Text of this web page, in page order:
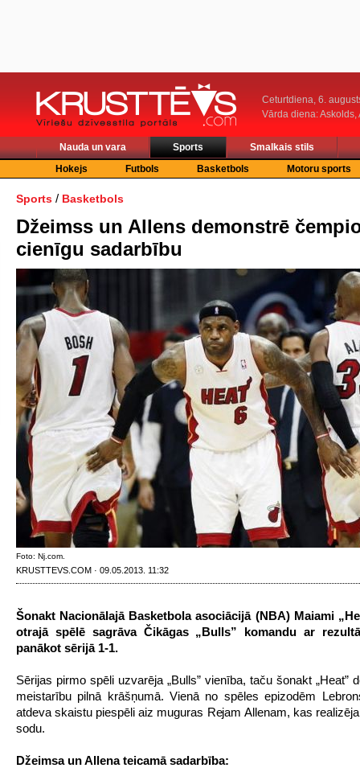
Ceturtdiena, 6.
Vārda diena: Askolds,
Nauda un vara Sports
Smalkais stils
Hokejs
Futbols Basketbols Motoru sports
Sports / Basketbols
Džeimss un Allens demonstrē
cienīgu sadarbību
Foto: Nj.com.
KRUSTTEVS.COM · 09.05.2013. 11:32
Šonakt Nacionālajā Basketbola asociācijā (NBA) Maiami
otrajā spēlē sagrāva Čikāgas „Bulls” komandu ar
panākot sērijā 1-1.
Sērijas pirmo spēli uzvarēja „Bulls” vienība, taču šonakt „Heat”
meistarību pilnā krāšņumā. Vienā no spēles epizodēm
atdeva skaistu piespēli aiz muguras Rejam Allenam, kas
sodu.
Džeimsa un Allena teicamā sadarbība: